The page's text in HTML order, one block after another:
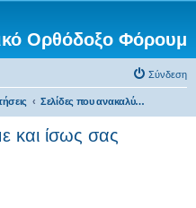
Ορθόδοξο Φόρουμ
Σύνδεση
Σελίδες που ανακαλύψαμε και ίσως σας ενδιαφέρουν
και ίσως σας